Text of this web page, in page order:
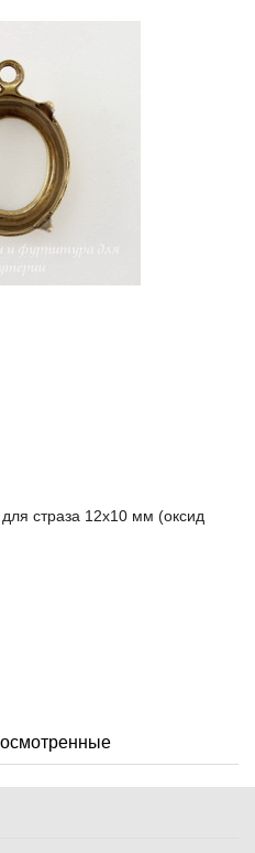
страза 12х10 мм (оксид